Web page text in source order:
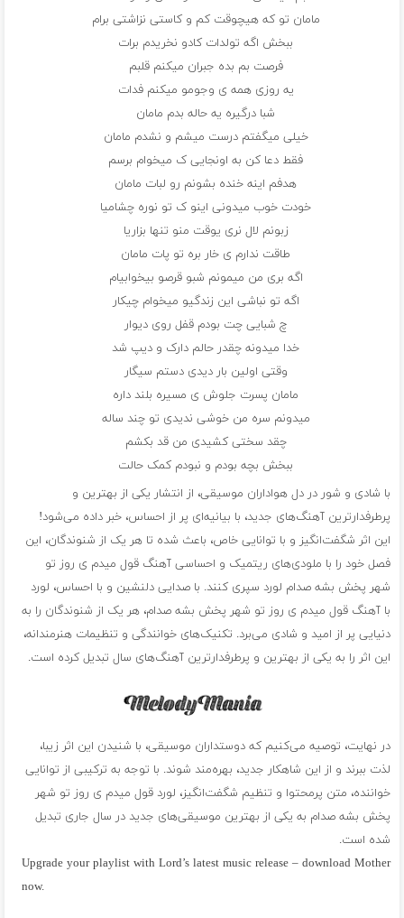
مامان تو که هیچوقت کم و کاستی نزاشتی برام
ببخش اگه تولدات کادو نخریدم برات
فرصت بم بده جبران میکنم قلبم
یه روزی همه ی وجومو میکنم فدات
شبا درگیره یه حاله بدم مامان
خیلی میگفتم درست میشم و نشدم مامان
فقط دعا کن به اونجایی ک میخوام برسم
هدفم اینه خنده بشونم رو لبات مامان
خودت خوب میدونی اینو ک‌ تو نوره چشامیا
زبونم لال نری یوقت منو تنها بزاریا
طاقت ندارم ی خار بره تو پات مامان
اگه بری من میمونم شبو‌ قرصو بیخوابیام
اگه تو نباشی این زندگیو میخوام چیکار
چ شبایی چت بودم قفل روی دیوار
خدا میدونه چقدر حالم دارک و دیپ شد
وقتی اولین بار دیدی دستم سیگار
مامان پسرت جلوش ی مسیره بلند داره
میدونم سره من خوشی ندیدی تو چند ساله
چقد سختی کشیدی من قد بکشم
ببخش بچه بودم و نبودم کمک حالت
با شادی و شور در دل هواداران موسیقی، از انتشار یکی از بهترین و
پرطرفدارترین آهنگ‌های جدید، با بیانیه‌ای پر از احساس، خبر داده می‌شود!
این اثر شگفت‌انگیز و با توانایی خاص، باعث شده تا هر یک از شنوندگان، این
فصل خود را با ملودی‌های ریتمیک و احساسی آهنگ قول میدم ی روز تو
شهر پخش بشه صدام لورد سپری کنند. با صدایی دلنشین و با احساس، لورد
با آهنگ قول میدم ی روز تو شهر پخش بشه صدام، هر یک از شنوندگان را به
دنیایی پر از امید و شادی می‌برد. تکنیک‌های خوانندگی و تنظیمات هنرمندانه،
این اثر را به یکی از بهترین و پرطرفدارترین آهنگ‌های سال تبدیل کرده است.
در نهایت، توصیه می‌کنیم که دوستداران موسیقی، با شنیدن این اثر زیبا،
لذت ببرند و از این شاهکار جدید، بهره‌مند شوند. با توجه به ترکیبی از توانایی
خواننده، متن پرمحتوا و تنظیم شگفت‌انگیز، لورد قول میدم ی روز تو شهر
پخش بشه صدام به یکی از بهترین موسیقی‌های جدید در سال جاری تبدیل
شده است.
Upgrade your playlist with Lord’s latest music release – download Mother
now.